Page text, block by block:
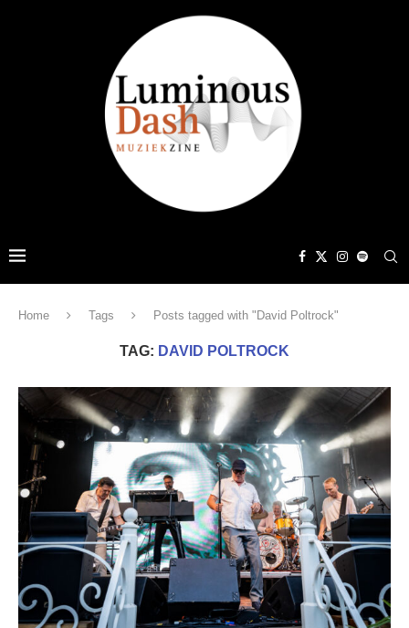
Home Tags Posts tagged with "David Poltrock"
TAG: DAVID POLTROCK